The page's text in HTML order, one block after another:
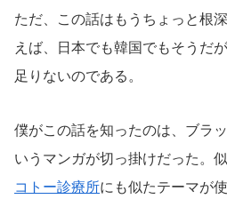
ただ、この話はもうちょっと根
えば、日本でも韓国でもそうだ
足りないのである。
僕がこの話を知ったのは、ブラ
いうマンガが切っ掛けだった。
コトー診療所にも似たテーマが